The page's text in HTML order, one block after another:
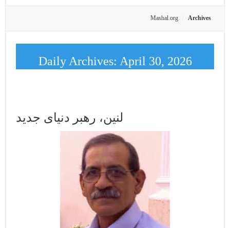
Mashal.org Archives
Daily Archives: April 30, 2026
لنین، رهبر دنیای جدید